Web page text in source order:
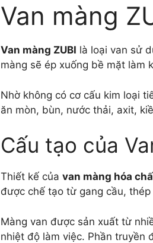
Van màng
Van màng ZUBI là loại van sử
màng sẽ ép xuống bề mặt làm
Nhờ không có cơ cấu kim loại
ăn mòn, bùn, nước thải, axit,
Cấu tạo của
Thiết kế của van màng hóa
được chế tạo từ gang cầu,
Màng van được sản xuất từ
nhiệt độ làm việc. Phần truyền